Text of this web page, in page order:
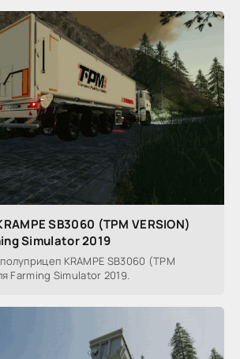
SB3060 (TPM VERSION)
Simulator 2019
KRAMPE SB3060 (TPM
Farming Simulator 2019.